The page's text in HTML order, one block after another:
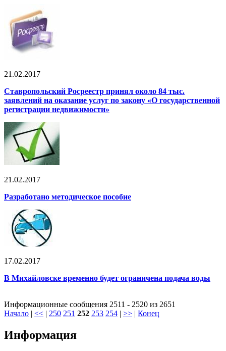
21.02.2017
Ставропольский Росреестр принял около 84 тыс.
заявлений на оказание услуг по закону «О государственной
регистрации недвижимости»
21.02.2017
Разработано методическое пособие
17.02.2017
В Михайловске временно будет ограничена подача воды
Информационные сообщения 2511 - 2520 из 2651
Начало | << | 250 251 252 253 254 | >> | Конец
Информация